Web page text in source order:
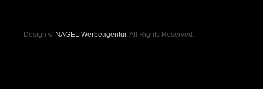
Design © NAGEL Werbeagentur. All Rights Reserved.